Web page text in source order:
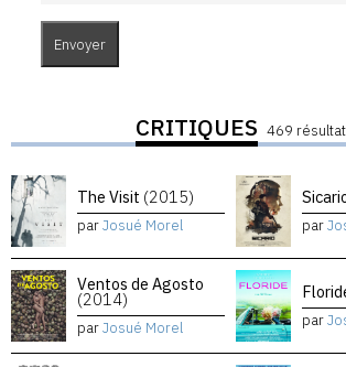
CRITIQUES 469
The Visit (2015)
parJosué Morel par
Ventos de Agosto
(2014)
parJosué Morel par